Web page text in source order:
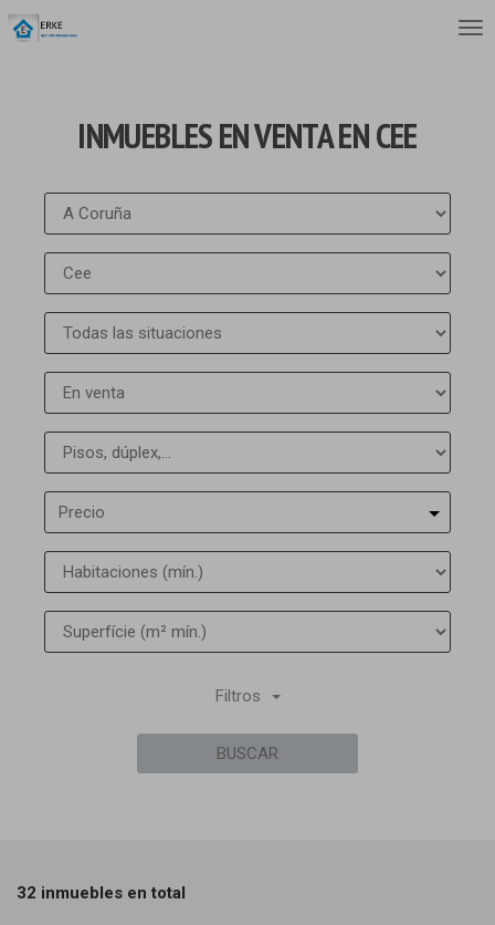
INMUEBLES EN VENTA EN CEE
Precio
Filtros
BUSCAR
32 inmuebles en total